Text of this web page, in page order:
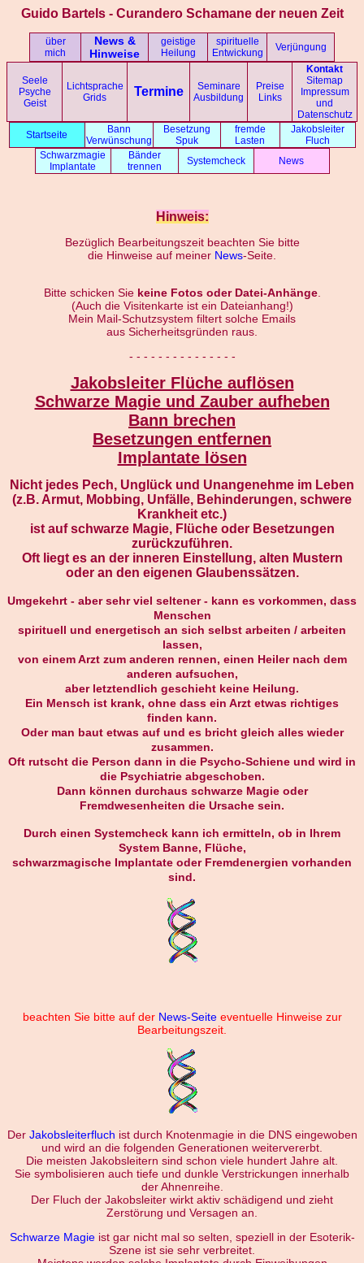
Guido Bartels - Curandero Schamane der neuen Zeit
über
mich
News &
Hinweise
geistige
Heilung
spirituelle
Entwickung
Verjüngung
Seele
Psyche
Geist
Lichtsprache
Grids
Termine
Seminare
Ausbildung
Preise
Links
Kontakt
Sitemap
Impressum
und
Datenschutz
Startseite
Bann
Verwünschung
Besetzung
Spuk
fremde
Lasten
Jakobsleiter
Fluch
Schwarzmagie
Implantate
Bänder
trennen
Systemcheck News
Hinweis:
Bezüglich Bearbeitungszeit beachten Sie bitte
die Hinweise auf meiner News-Seite.
Bitte schicken Sie keine Fotos oder Datei-Anhänge.
(Auch die Visitenkarte ist ein Dateianhang!)
Mein Mail-Schutzsystem filtert solche Emails
aus Sicherheitsgründen raus.
- - - - - - - - - - - - - - -
Jakobsleiter Flüche auflösen
Schwarze Magie und Zauber aufheben
Bann brechen
Besetzungen entfernen
Implantate lösen
Nicht jedes Pech, Unglück und Unangenehme im Leben
(z.B. Armut, Mobbing, Unfälle, Behinderungen, schwere
Krankheit etc.)
ist auf schwarze Magie, Flüche oder Besetzungen
zurückzuführen.
Oft liegt es an der inneren Einstellung, alten Mustern
oder an den eigenen Glaubenssätzen.
Umgekehrt - aber sehr viel seltener - kann es vorkommen, dass
Menschen
spirituell und energetisch an sich selbst arbeiten / arbeiten
lassen,
von einem Arzt zum anderen rennen, einen Heiler nach dem
anderen aufsuchen,
aber letztendlich geschieht keine Heilung.
Ein Mensch ist krank, ohne dass ein Arzt etwas richtiges
finden kann.
Oder man baut etwas auf und es bricht gleich alles wieder
zusammen.
Oft rutscht die Person dann in die Psycho-Schiene und wird in
die Psychiatrieabgeschoben.
Dann können durchaus schwarze Magieoder
Fremdwesenheiten die Ursache sein.
Durch einen Systemcheck kann ich ermitteln, ob in Ihrem
System Banne, Flüche,
schwarzmagische Implantate oder Fremdenergien vorhanden
sind.
beachten Sie bitte auf der News-Seiteeventuelle Hinweise zur
Bearbeitungszeit.
Der Jakobsleiterfluch ist durch Knotenmagie in die DNS eingewoben
und wird an die folgenden Generationen weitervererbt.
Die meisten Jakobsleitern sind schon viele hundert Jahre alt.
Sie symbolisieren auch tiefe und dunkle Verstrickungen innerhalb
der Ahnenreihe.
Der Fluch der Jakobsleiter wirkt aktiv schädigend und zieht
Zerstörung und Versagen an.
Schwarze Magieist gar nicht mal so selten, speziell in der Esoterik-
Szene ist sie sehr verbreitet.